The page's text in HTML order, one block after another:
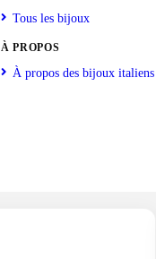
Tous les bijoux
À PROPOS
À propos des bijoux italiens